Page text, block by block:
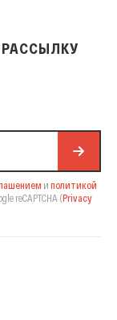
и политикой
reCAPTCHA (Privacy